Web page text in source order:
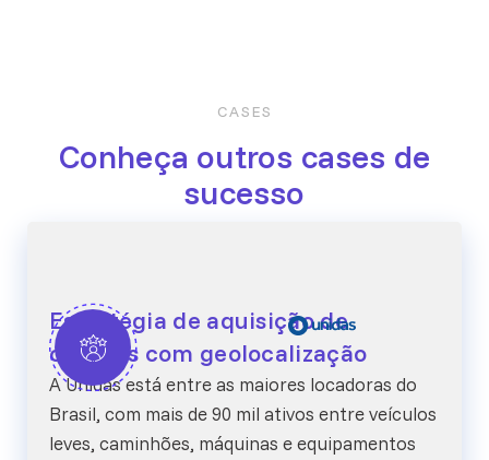
CASES
Conheça outros cases de
sucesso
Estratégia de aquisição de
clientes com geolocalização
A Unidas está entre as maiores locadoras do
Brasil, com mais de 90 mil ativos entre veículos
leves, caminhões, máquinas e equipamentos